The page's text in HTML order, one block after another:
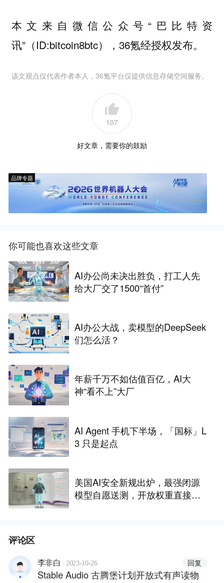
本文来自微信公众号“巴比特资
讯”（ID:bitcoin8btc），36氪经授权发布。
该文观点仅代表作者本人，36氪平台仅提供信息存储空间服务。
107
好文章，需要你的鼓励
品牌专题
你可能也喜欢这些文章
AI办公尚未决出胜负，打工人先
给大厂交了1500“首付”
AI办公大战，卖模型的DeepSeek
们怎么活？
年薪千万不如估值百亿，AI大
神“看不上”大厂
AI Agent 手机下半场，「国标」L
3 只是起点
美国AI安全新规出炉，最强闭源
模型自愿送测，开放权重直接放
评论区
李非白 · 2023-10-26 回复
Stable Audio 古腾堡计划开放式有声读物